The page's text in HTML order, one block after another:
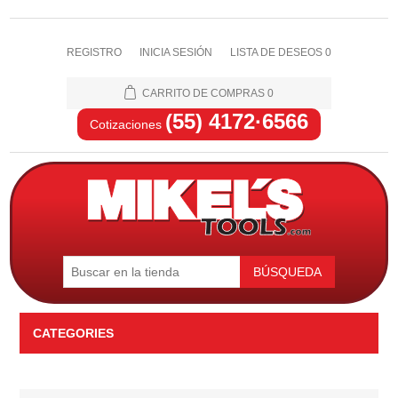
REGISTRO INICIA SESIÓN LISTA DE DESEOS 0
CARRITO DE COMPRAS 0
Cotizaciones (55) 4172·6566
BÚSQUEDA
CATEGORIES